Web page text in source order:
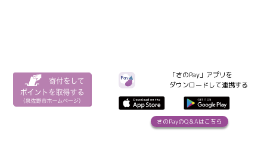
「さのPay」アプリを
ダウンロードして連携する
さのPayのQ＆Aはこちら